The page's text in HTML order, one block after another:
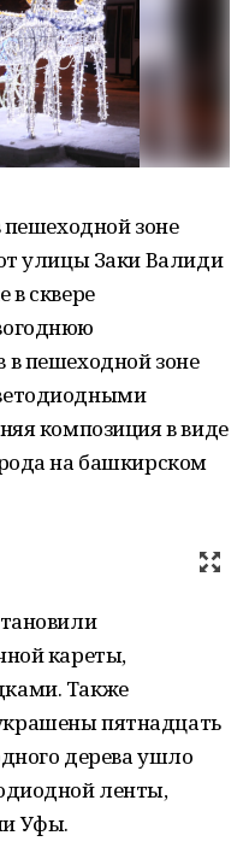
зоне
улицы Заки Валиди
сквере
пешеходной зоне
композиция в виде
на башкирском
кареты,
Также
пятнадцать
дерева ушло
ленты,
Уфы.